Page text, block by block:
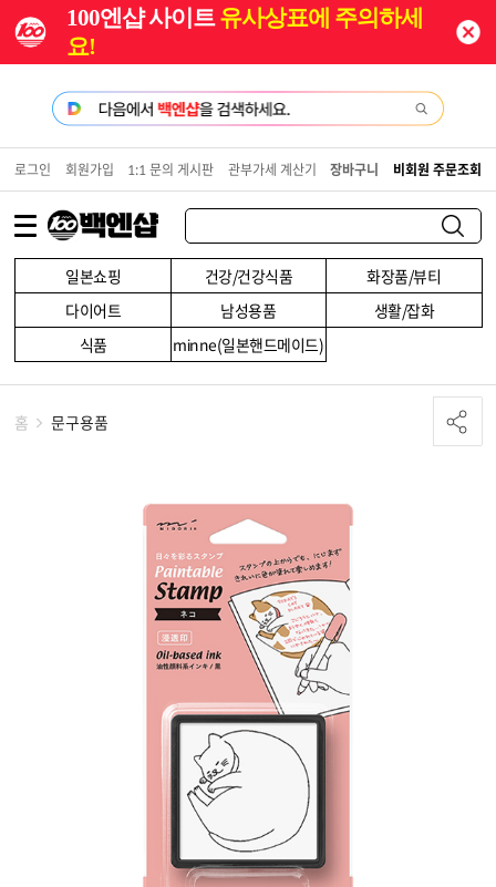
100엔샵 사이트유사상표에 주의하세
요!
일본쇼핑 건강/건강식품
화장품/뷰티
다이어트
남성용품
생활/잡화
식품
minne(일본핸드메이드)
로그인 회원가입 1:1 문의 게시판 관부가세 계산기 장바구니 비회원 주문조회
홈 문구용품